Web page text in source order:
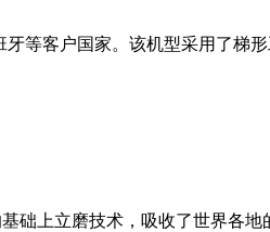
等客户国家。该机型采用了梯
础上立磨技术，吸收了世界各